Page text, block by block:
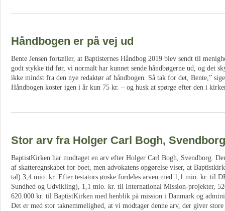
Håndbogen er på vej ud
Bente Jensen fortæller, at Baptisternes Håndbog 2019 blev sendt til
godt stykke tid før, vi normalt har kunnet sende håndbøgerne ud, og det
ikke mindst fra den nye redaktør af håndbogen. Så tak for det, Bente,”
Håndbogen koster igen i år kun 75 kr. – og husk at spørge efter den i
Stor arv fra Holger Carl Bogh, Svendborg
BaptistKirken har modtaget en arv efter Holger Carl Bogh, Svendborg.
af skatteregnskabet for boet, men advokatens opgørelse viser, at
tal) 3,4 mio. kr. Efter testators ønske fordeles arven med 1,1 mio. kr. til
Sundhed og Udvikling), 1,1 mio. kr. til International Mission-projekter,
620.000 kr. til BaptistKirken med henblik på mission i Danmark og
Det er med stor taknemmelighed, at vi modtager denne arv, der giver